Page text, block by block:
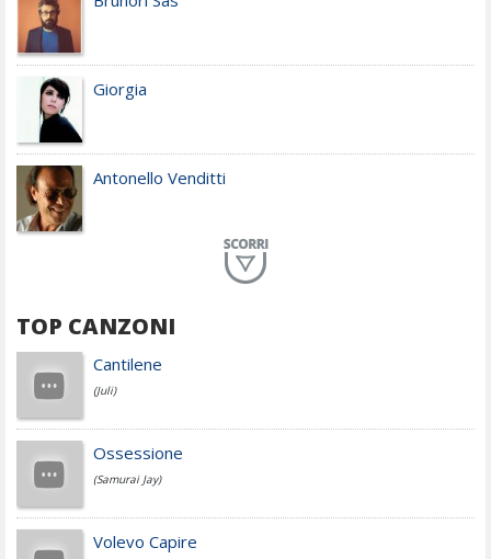
Giorgia
Antonello Venditti
Achille Lauro
Cesare Cremonini
Jovanotti
TOP CANZONI
Cantilene
(Juli)
Ossessione
(Samurai Jay)
Volevo Capire